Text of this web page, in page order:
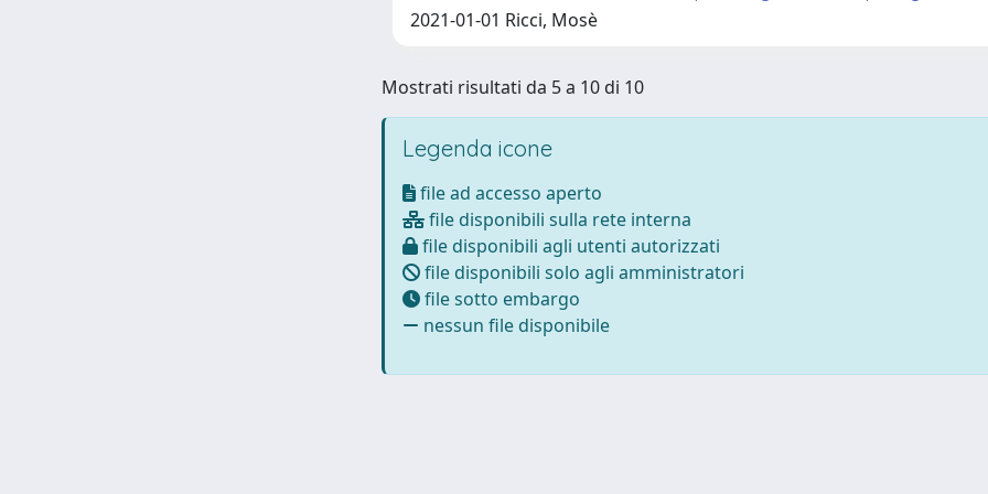
2021-01-01 Ricci, Mosè
Mostrati risultati da 5 a 10 di 10
Legenda icone
file ad accesso aperto
file disponibili sulla rete interna
file disponibili agli utenti autorizzati
file disponibili solo agli amministratori
file sotto embargo
nessun file disponibile